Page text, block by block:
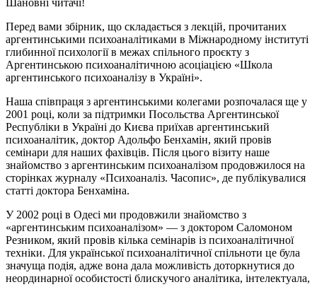
Шановні читачі!
Перед вами збірник, що складається з лекцій, прочитаних
аргентинськими психоаналітиками в Міжнародному інституті
глибинної психології в межах спільного проєкту з
Аргентинською психоаналітичною асоціацією «Школа
аргентинського психоаналізу в Україні».
Наша співпраця з аргентинськими колегами розпочалася ще у
2001 році, коли за підтримки Посольства Аргентинської
Республіки в Україні до Києва приїхав аргентинський
психоаналітик, доктор Адольфо Бенхамін, який провів
семінари для наших фахівців. Після цього візиту наше
знайомство з аргентинським психоаналізом продовжилося на
сторінках журналу «Психоаналіз. Часопис», де публікувалися
статті доктора Бенхаміна.
У 2002 році в Одесі ми продовжили знайомство з
«аргентинським психоаналізом» — з доктором Саломоном
Резником, який провів кілька семінарів із психоаналітичної
техніки. Для української психоаналітичної спільноти це була
значуща подія, адже вона дала можливість доторкнутися до
неординарної особистості блискучого аналітика, інтелектуала,